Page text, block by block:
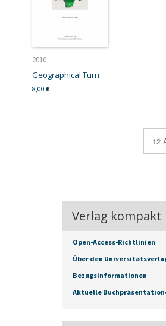
2010
Geographical Turn
8,00 €
Verlag kompakt
Open-Access-Richtlinien
Über den
Bezugsinformationen
Aktuelle